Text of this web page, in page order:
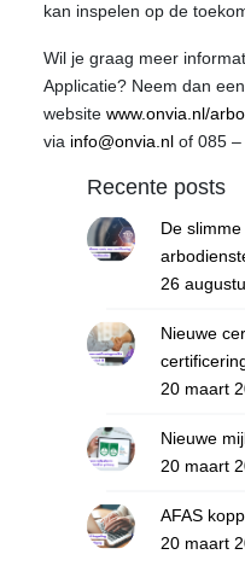
kan inspelen op de
Wil je graag meer
Applicatie? Neem dan
website www.onvia.nl/
via info@onvia.nl of 085 –
Recente posts
De
26
Nieuwe
20 maart
Nieuwe
20 maart
AFAS
20 maart